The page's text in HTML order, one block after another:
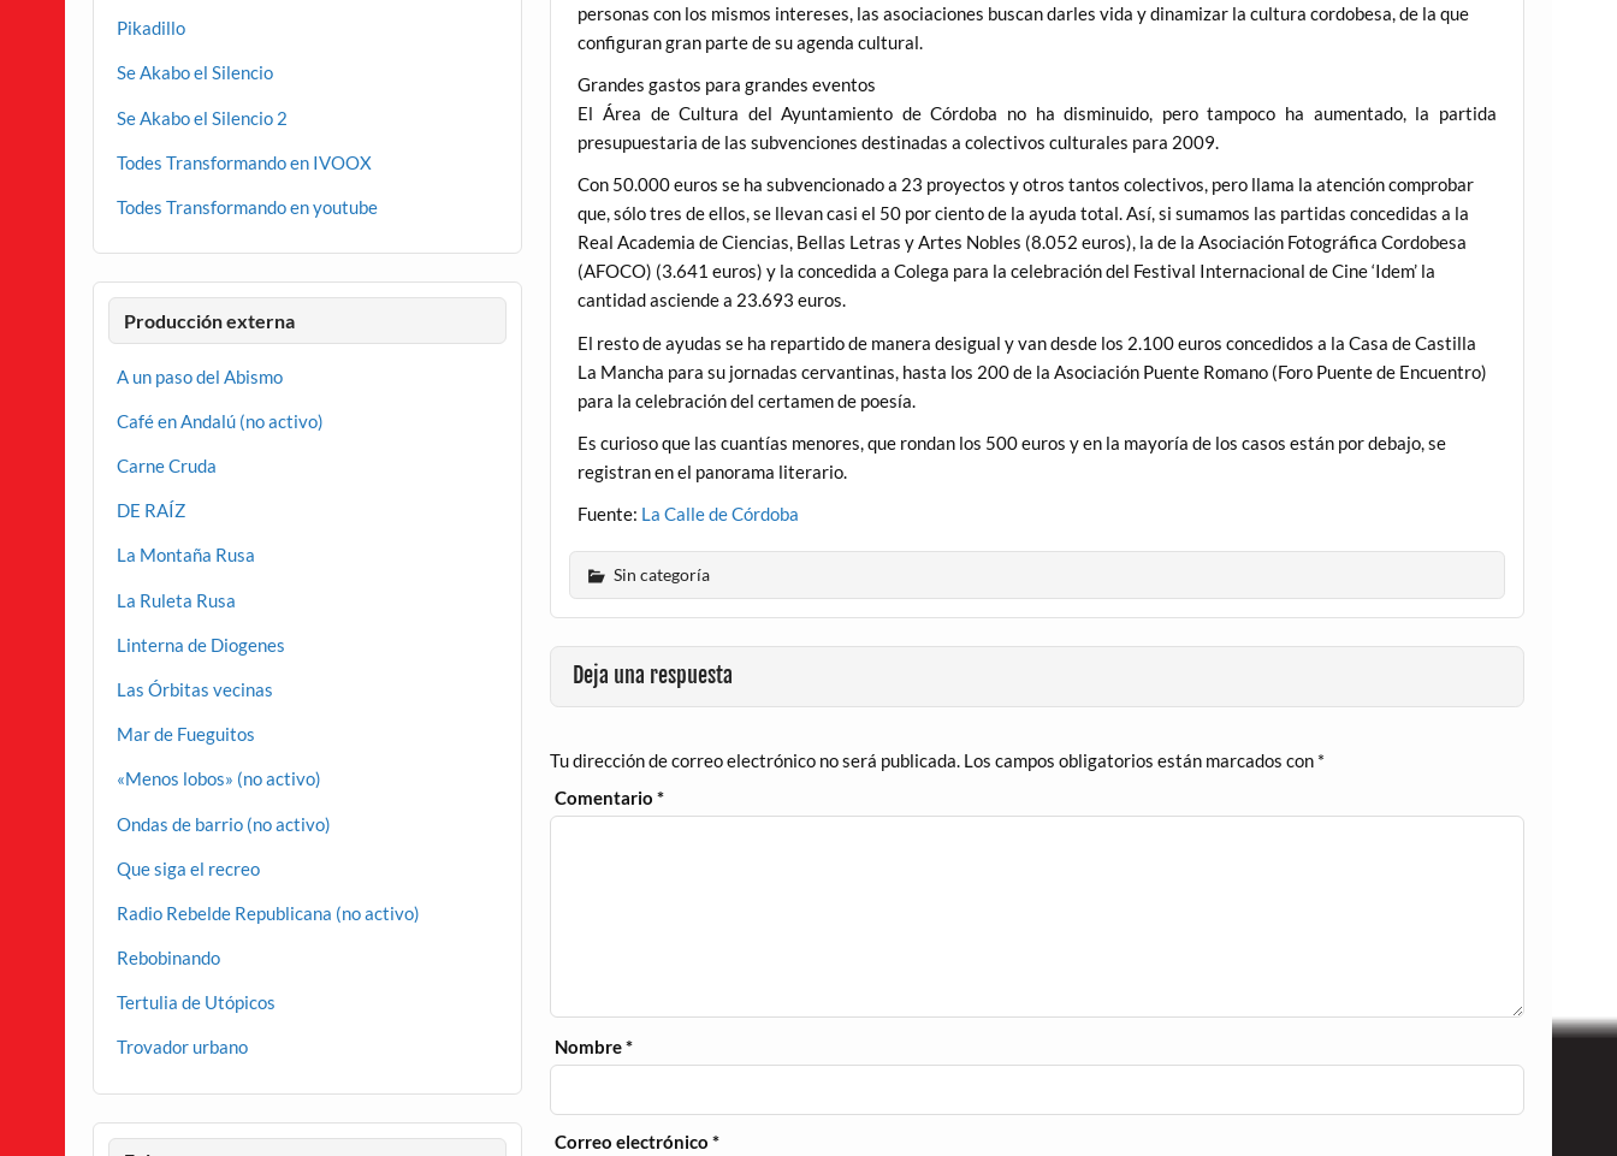
personas con los mismos intereses, las asociaciones buscan darles vida y dinamizar la cultura cordobesa, de la que
configuran gran parte de su agenda cultural.
Grandes gastos para grandes eventos
El Área de Cultura del Ayuntamiento de Córdoba no ha disminuido, pero tampoco ha aumentado, la partida
presupuestaria de las subvenciones destinadas a colectivos culturales para 2009.
Con 50.000 euros se ha subvencionado a 23 proyectos y otros tantos colectivos, pero llama la atención comprobar
que, sólo tres de ellos, se llevan casi el 50 por ciento de la ayuda total. Así, si sumamos las partidas concedidas a la
Real Academia de Ciencias, Bellas Letras y Artes Nobles (8.052 euros), la de la Asociación Fotográfica Cordobesa
(AFOCO) (3.641 euros) y la concedida a Colega para la celebración del Festival Internacional de Cine ‘Idem’ la
cantidad asciende a 23.693 euros.
El resto de ayudas se ha repartido de manera desigual y van desde los 2.100 euros concedidos a la Casa de Castilla
La Mancha para su jornadas cervantinas, hasta los 200 de la Asociación Puente Romano (Foro Puente de Encuentro)
para la celebración del certamen de poesía.
Es curioso que las cuantías menores, que rondan los 500 euros y en la mayoría de los casos están por debajo, se
registran en el panorama literario.
Fuente: La Calle de Córdoba
Sin categoría
Deja una respuesta
Tu dirección de correo electrónico no será publicada. Los campos obligatorios están marcados con *
Comentario*
Nombre*
Correo electrónico*
Pikadillo
Se Akabo el Silencio
Se Akabo el Silencio 2
Todes Transformando en IVOOX
Todes Transformando en youtube
Producción externa
A un paso del Abismo
Café en Andalú (no activo)
Carne Cruda
DE RAÍZ
La Montaña Rusa
La Ruleta Rusa
Linterna de Diogenes
Las Órbitas vecinas
Mar de Fueguitos
«Menos lobos» (no activo)
Ondas de barrio (no activo)
Que siga el recreo
Radio Rebelde Republicana (no activo)
Rebobinando
Tertulia de Utópicos
Trovador urbano